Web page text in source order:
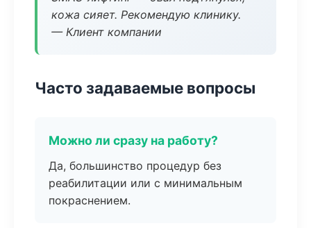
кожа сияет. Рекомендую клинику.
— Клиент компании
Часто задаваемые вопросы
Можно ли сразу на работу?
Да, большинство процедур без
реабилитации или с минимальным
покраснением.